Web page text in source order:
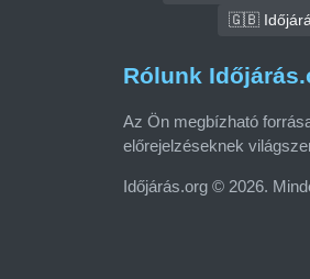
🇬🇧
Rólunk
Az Ön megbízható
előrejelzéseknek
Időjárás.org © 2026.